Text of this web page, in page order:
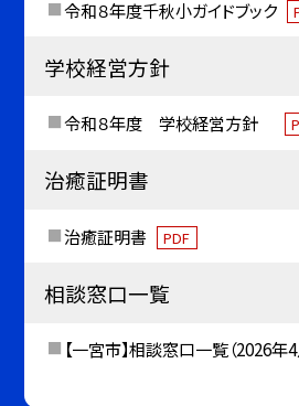
令和８年度千秋小ガイドブック
学校経営方針
令和８年度 学校経営方針
治癒証明書
治癒証明書 PDF
相談窓口一覧
【一宮市】相談窓口一覧（2026年4